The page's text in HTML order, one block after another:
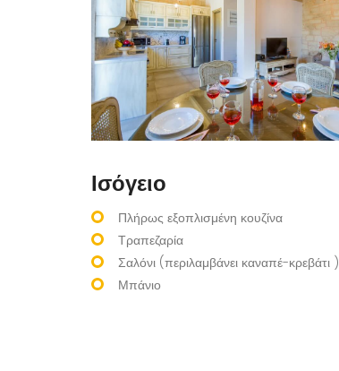
Ισόγειο
Πλήρως εξοπλισμένη κουζίνα
Τραπεζαρία
Σαλόνι (περιλαμβάνει καναπέ-κρεβάτι )
Μπάνιο